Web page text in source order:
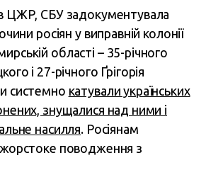
ЦЖР, СБУ задокументувала
росіян у виправній колонії
області – 35-річного
і 27-річного Ґрігорія
системно катували українських
знущалися над ними і
насилля. Росіянам
жорстоке поводження з